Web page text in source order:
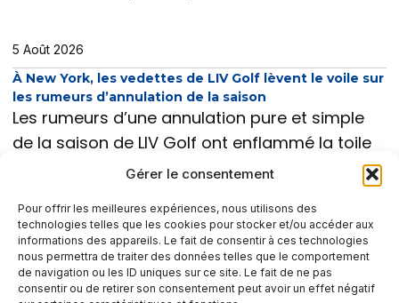
Gérer le consentement
Pour offrir les meilleures expériences, nous utilisons des
technologies telles que les cookies pour stocker et/ou accéder aux
informations des appareils. Le fait de consentir à ces technologies
nous permettra de traiter des données telles que le comportement
de navigation ou les ID uniques sur ce site. Le fait de ne pas
consentir ou de retirer son consentement peut avoir un effet négatif
5 Août 2026
À New York, les vedettes de LIV Golf lèvent le voile sur
les rumeurs d’annulation de la saison
Les rumeurs d’une annulation pure et simple
de la saison de LIV Golf ont enflammé la toile
ces dernières semaines, plongeant joueurs et